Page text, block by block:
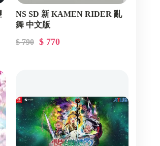
NS SD 新 KAMEN RIDER 亂
舞 中文版
$ 790 $ 770